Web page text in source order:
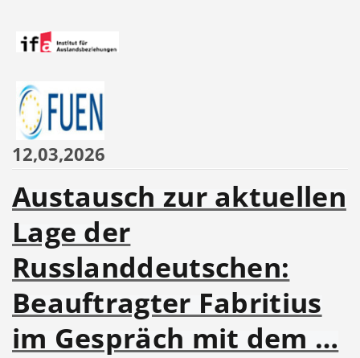
12,03,2026
Austausch zur aktuellen
Lage der
Russlanddeutschen:
Beauftragter Fabritius
im Gespräch mit dem …